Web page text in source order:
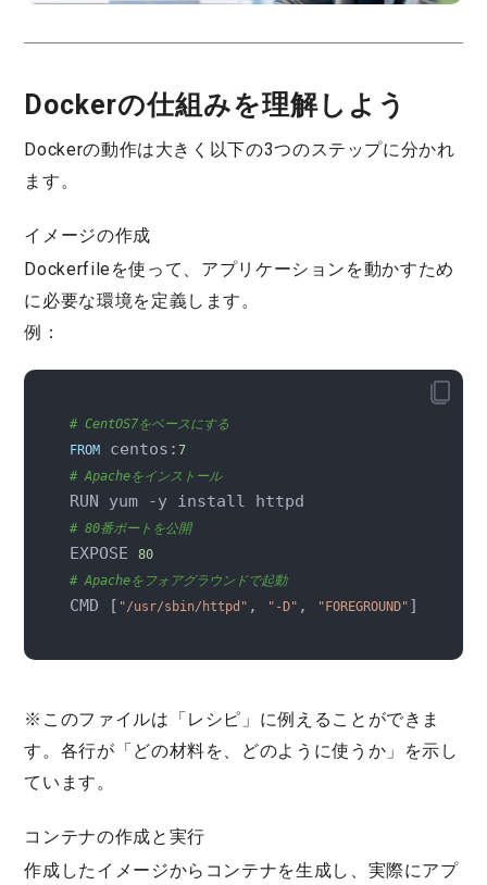
Dockerの仕組みを理解しよう
Dockerの動作は大きく以下の3つのステップに分かれ
ます。
イメージの作成
Dockerfileを使って、アプリケーションを動かすため
に必要な環境を定義します。
例：
# CentOS7をベースにする
FROM centos: 7
# Apacheをインストール
# 80番ポートを公開
EXPOSE
80
# Apacheをフォアグラウンドで起動
CMD [ "/usr/sbin/httpd" , "-D" , "FOREGROUND" ]
※このファイルは「レシピ」に例えることができま
す。各行が「どの材料を、どのように使うか」を示し
ています。
コンテナの作成と実行
作成したイメージからコンテナを生成し、実際にアプ